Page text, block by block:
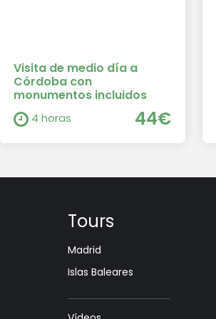
Visita de medio día a
Córdoba con
monumentos incluidos
4 horas 44€
Tours
Madrid
Islas Baleares